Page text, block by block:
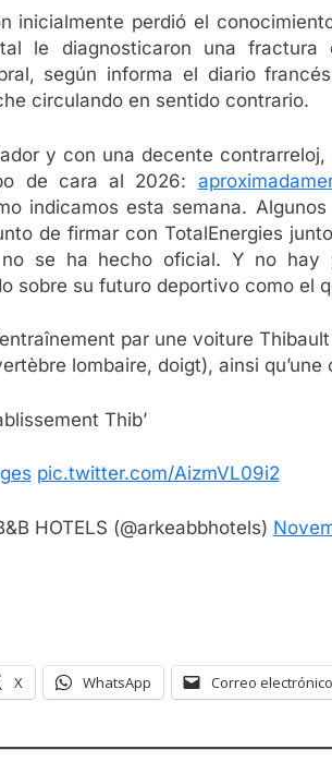
inicialmente perdió el
le diagnosticaron una
según informa el diario francés
circulando en sentido contrario.
y con una decente
de cara al 2026:
indicamos esta semana.
de firmar con TotalEnergies
se ha hecho oficial. Y no hay
sobre su futuro deportivo como el
par une voiture
lombaire, doigt), ainsi
Thib’
pic.twitter.com/AizmVL09i2
HOTELS (@arkeabbhotels)
X WhatsApp Correo electrónico